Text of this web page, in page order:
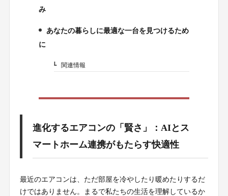
み
4.
あなたの暮らしに最適な一台を見つけるため
に
4-1.関連情報
進化するエアコンの「賢さ」：AIとス
マートホーム連携がもたらす快適性
最近のエアコンは、ただ部屋を冷やしたり暖めたりするだ
けではありません。まるで私たちの生活を理解しているか